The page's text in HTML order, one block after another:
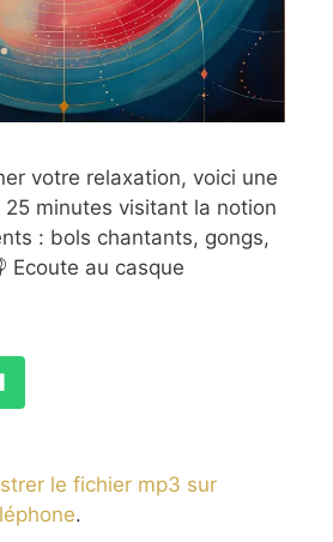
votre relaxation, voici une
minutes visitant la notion
: bols chantants, gongs,
Ecoute au casque
le fichier mp3 sur
.